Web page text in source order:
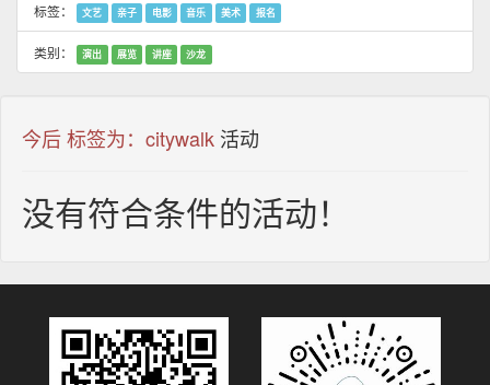
标签： 文艺 亲子 电影 音乐 美术 报名
类别： 演出 展览 讲座 沙龙
今后 标签为：citywalk 活动
没有符合条件的活动！